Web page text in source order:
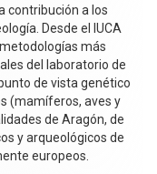
contribución a los
Desde el IUCA
más
del laboratorio de
de vista genético
(mamíferos, aves y
de Aragón, de
y arqueológicos de
europeos.